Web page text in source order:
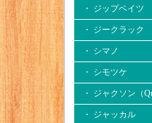
・ ジップベイツ
・ ジークラック
・ シマノ
・ シモツケ
・ ジャクソン（
・ ジャッカル